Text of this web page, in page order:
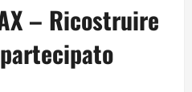
– Ricostruire